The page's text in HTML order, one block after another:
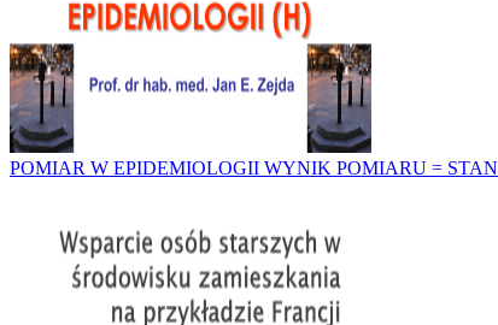
POMIAR W EPIDEMIOLOGII WYNIK POMIARU = STAN